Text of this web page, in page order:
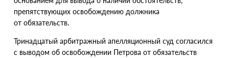
препятствующих освобождению должника
от обязательств.
Тринадцатый арбитражный апелляционный суд согласился
с выводом об освобождении Петрова от обязательств